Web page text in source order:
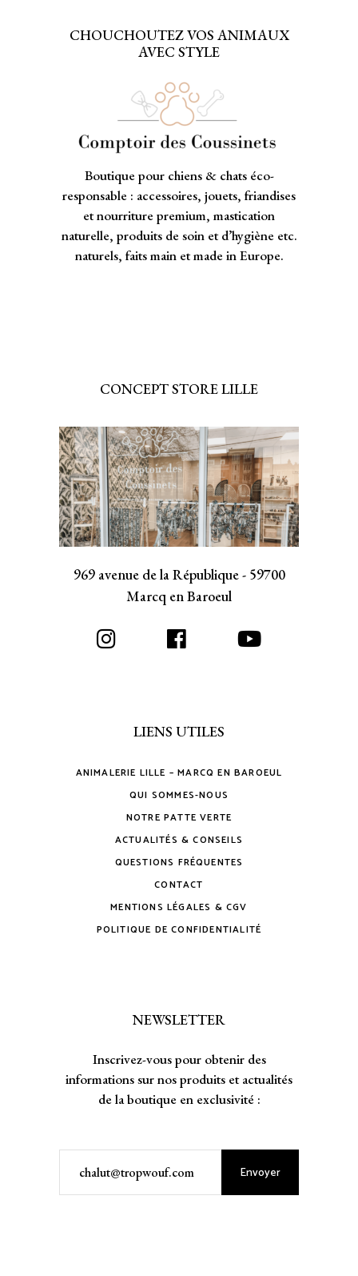
CHOUCHOUTEZ VOS ANIMAUX
AVEC STYLE
Boutique pour chiens & chats éco-
responsable : accessoires, jouets, friandises
et nourriture premium, mastication
naturelle, produits de soin et d’hygiène etc.
naturels, faits main et made in Europe.
CONCEPT STORE LILLE
969 avenue de la République - 59700
Marcq en Baroeul
LIENS UTILES
ANIMALERIE LILLE – MARCQ EN BAROEUL
QUI SOMMES-NOUS
NOTRE PATTE VERTE
ACTUALITÉS & CONSEILS
QUESTIONS FRÉQUENTES
CONTACT
MENTIONS LÉGALES & CGV
POLITIQUE DE CONFIDENTIALITÉ
NEWSLETTER
Inscrivez-vous pour obtenir des
informations sur nos produits et actualités
de la boutique en exclusivité :
Envoyer